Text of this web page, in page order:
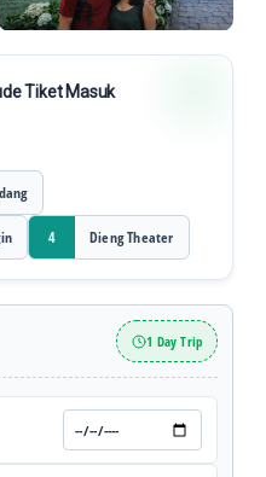
Tiket Masuk
4 Dieng Theater
1 Day Trip